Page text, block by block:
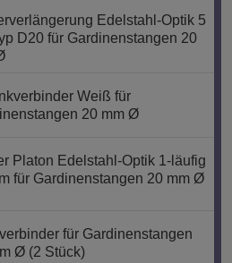
Edelstahl-Optik 5
D20 für Gardinenstangen 20
Weiß für
20 mm Ø
Platon Edelstahl-Optik 1-läufig
für Gardinenstangen 20 mm Ø
für Gardinenstangen
Ø (2 Stück)